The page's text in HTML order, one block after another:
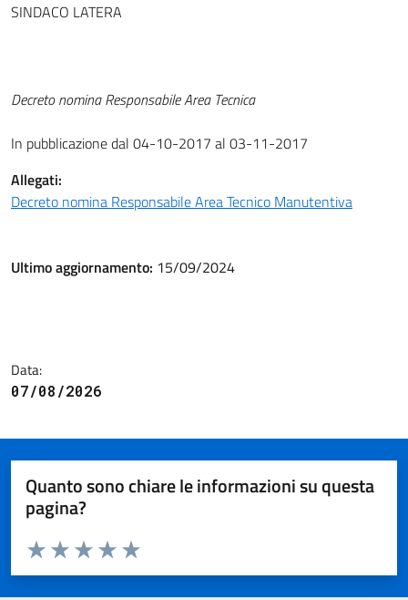
SINDACO LATERA
Decreto nomina Responsabile Area Tecnica
In pubblicazione dal 04-10-2017 al 03-11-2017
Allegati:
Decreto nomina Responsabile Area Tecnico Manutentiva
Ultimo aggiornamento: 15/09/2024
Data:
07/08/2026
Quanto sono chiare le informazioni su questa
pagina?
Valuta da 1 a 5 stelle la pagina
Valuta 4 stelle su 5
Valuta 3 stelle su 5
Valuta 2 stelle su 5
Valuta 1 stelle su 5